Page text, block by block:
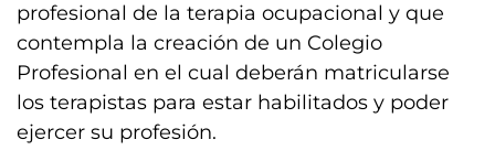
profesional de la terapia ocupacional y que
contempla la creación de un Colegio
Profesional en el cual deberán matricularse
los terapistas para estar habilitados y poder
ejercer su profesión.